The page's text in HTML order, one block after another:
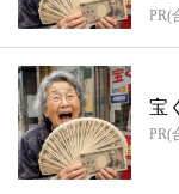
PR(
宝
PR(